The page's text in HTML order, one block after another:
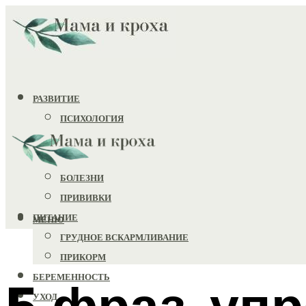
РАЗВИТИЕ
ПСИХОЛОГИЯ
ИГРУШКИ
ЗДОРОВЬЕ
БОЛЕЗНИ
ПРИВИВКИ
ПИТАНИЕ
ГРУДНОЕ ВСКАРМЛИВАНИЕ
ПРИКОРМ
БЕРЕМЕННОСТЬ
УХОД
МЕНЮ